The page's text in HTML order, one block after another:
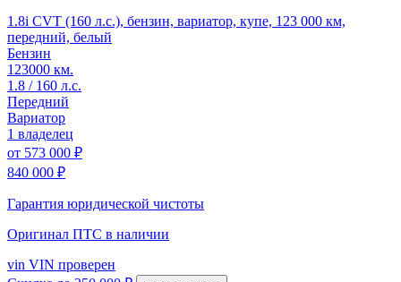
1.8i CVT (160 л.с.), бензин, вариатор, купе, 123 000 км,
передний, белый
Бензин
123000 км.
1.8 / 160 л.с.
Передний
Вариатор
1 владелец
от 573 000 ₽
840 000 ₽
Гарантия юридической чистоты
Оригинал ПТС в наличии
vin VIN проверен